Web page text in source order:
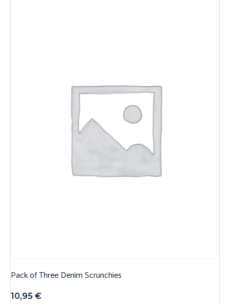
Pack of Three Denim Scrunchies
10,95 €